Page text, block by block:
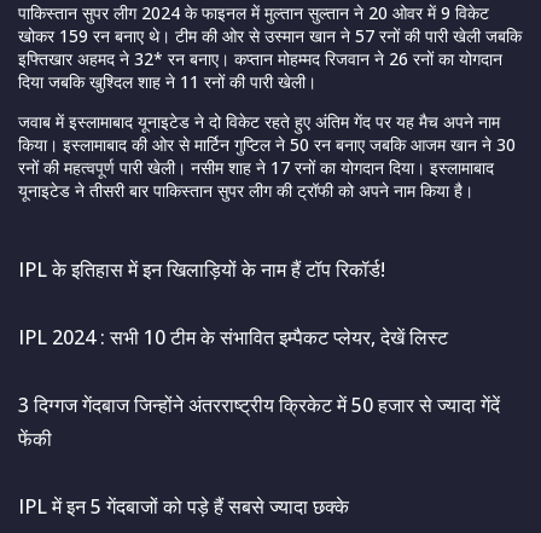
पाकिस्तान सुपर लीग 2024 के फाइनल में मुल्तान सुल्तान ने 20 ओवर में 9 विकेट
खोकर 159 रन बनाए थे। टीम की ओर से उस्मान खान ने 57 रनों की पारी खेली जबकि
इफ्तिखार अहमद ने 32* रन बनाए। कप्तान मोहम्मद रिजवान ने 26 रनों का योगदान
दिया जबकि खुश्दिल शाह ने 11 रनों की पारी खेली।
जवाब में इस्लामाबाद यूनाइटेड ने दो विकेट रहते हुए अंतिम गेंद पर यह मैच अपने नाम
किया। इस्लामाबाद की ओर से मार्टिन गुप्टिल ने 50 रन बनाए जबकि आजम खान ने 30
रनों की महत्वपूर्ण पारी खेली। नसीम शाह ने 17 रनों का योगदान दिया। इस्लामाबाद
यूनाइटेड ने तीसरी बार पाकिस्तान सुपर लीग की ट्रॉफी को अपने नाम किया है।
IPL के इतिहास में इन खिलाड़ियों के नाम हैं टॉप रिकॉर्ड!
IPL 2024 : सभी 10 टीम के संभावित इम्पैकट प्लेयर, देखें लिस्ट
3 दिग्गज गेंदबाज जिन्होंने अंतरराष्ट्रीय क्रिकेट में 50 हजार से ज्यादा गेंदें
फेंकी
IPL में इन 5 गेंदबाजों को पड़े हैं सबसे ज्यादा छक्के